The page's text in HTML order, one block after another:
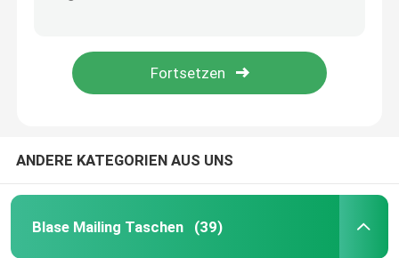
Polyblasenwerbungen
ANDERE KATEGORIEN AUS UNS
Blase Mailing Taschen (39)